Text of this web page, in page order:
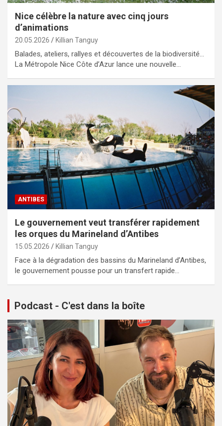
Nice célèbre la nature avec cinq jours
d’animations
20.05.2026 Killian Tanguy
Balades, ateliers, rallyes et découvertes de la biodiversité…
La Métropole Nice Côte d’Azur lance une nouvelle…
ANTIBES
Le gouvernement veut transférer rapidement
les orques du Marineland d’Antibes
15.05.2026 Killian Tanguy
Face à la dégradation des bassins du Marineland d’Antibes,
le gouvernement pousse pour un transfert rapide…
Podcast - C'est dans la boîte